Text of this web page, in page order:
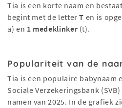
Tia is een korte naam en
begint met de letterT en is
a) en 1 medeklinker (t).
Populariteit van de
Tia is een populaire babynaam
Sociale Verzekeringsbank
namen van 2025. In de grafiek